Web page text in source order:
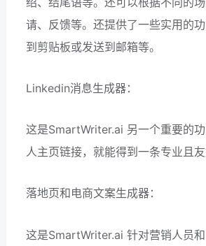
请、反馈等。还提供了一些实用的
到剪贴板或发送到邮箱等。
Linkedin消息生成器：
这是SmartWriter.ai 另一个重要的
人主页链接，就能得到一条专业且
落地页和电商文案生成器：
这是SmartWriter.ai 针对营销人员